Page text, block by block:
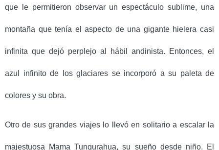
que le permitieron observar un espectáculo sublime, una
montaña que tenía el aspecto de una gigante hielera casi
infinita que dejó perplejo al hábil andinista. Entonces, el
azul infinito de los glaciares se incorporó a su paleta de
colores y su obra.
Otro de sus grandes viajes lo llevó en solitario a escalar la
majestuosa Mama Tungurahua, su sueño desde niño. El